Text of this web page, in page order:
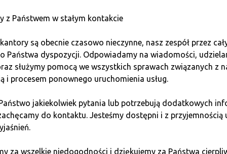
co oznacza bezpieczeństwo i niezawodność.
w Afryce oraz możliwość pasywnego zarabiania ze
w Czasie Korekty 2025
szybkich i tanich przelewów międzynarodowych dla
może stać się preferowanym aktywem
z Państwem w stałym kontakcie
są obecnie czasowo nieczynne, nasz zespół przez
Państwa dyspozycji. Odpowiadamy na wiadomości,
służymy pomocą we wszystkich sprawach związanych z
i procesem ponownego uruchomienia usług.
jakiekolwiek pytania lub potrzebują dodatkowych
do kontaktu. Jesteśmy dostępni i z przyjemnością
za wszelkie niedogodności i dziękujemy za Państwa